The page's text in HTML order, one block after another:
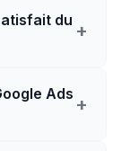
du +
Ads +